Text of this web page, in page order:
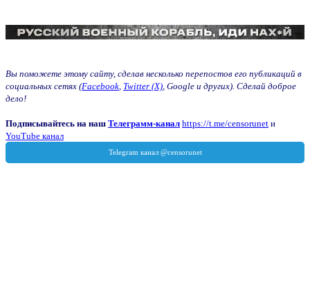
Вы поможете этому сайту, сделав несколько перепостов его публикаций в
социальных сетях (Facebook Twitter (X) , Google и других). Сделай доброе
дело!
Подписывайтесь на наш Телеграмм-канал https://t.me/censorunet и
YouTube канал